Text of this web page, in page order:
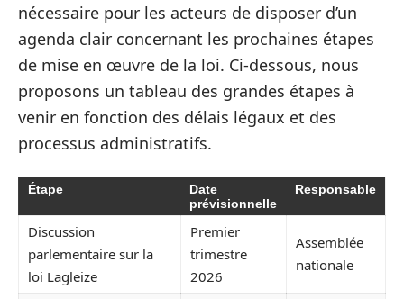
nécessaire pour les acteurs de disposer d’un
agenda clair concernant les prochaines étapes
de mise en œuvre de la loi. Ci-dessous, nous
proposons un tableau des grandes étapes à
venir en fonction des délais légaux et des
processus administratifs.
Étape
Date
prévisionnelle
Responsable
Discussion
parlementaire sur la
loi Lagleize
Premier
trimestre
2026
Assemblée
nationale